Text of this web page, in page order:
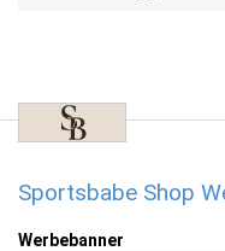
Sportsbabe Shop
Werbebanner